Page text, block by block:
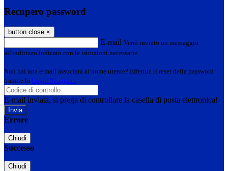
Recupero password
button close ×
E-mail Verrà inviato un messaggio
all'indirizzo indicato con le istruzioni necessarie.
Non hai una e-mail associata al nome utente? Effettua il reset della password
tramite la Login Spaggiari
E-mail inviata, si prega di controllare la casella di posta elettronica!
Errore
Chiudi
Successo
Chiudi